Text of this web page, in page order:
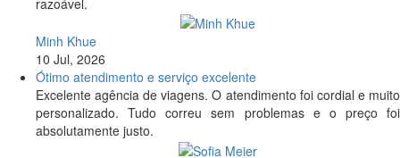
Minh Khue
10 Jul, 2026
Ótimo atendimento e serviço excelente
Excelente agência de viagens. O atendimento foi cordial e muito
personalizado. Tudo correu sem problemas e o preço foi
absolutamente justo.